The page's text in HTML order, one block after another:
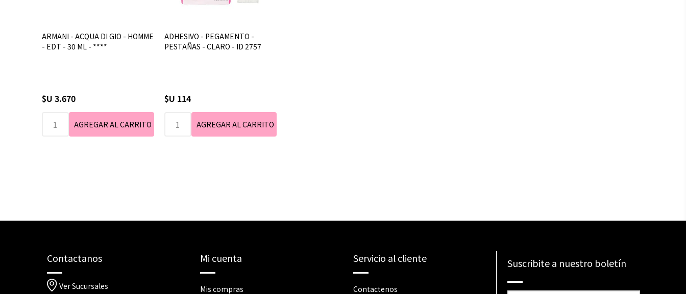
ARMANI - ACQUA DI GIO - HOMME
- EDT - 30 ML - ****
$U 3.670
ADHESIVO - PEGAMENTO -
PESTAÑAS - CLARO - ID 2757
$U 114
Contactanos
Ver Sucursales
Mi cuenta
Mis compras
Servicio al cliente
Contactenos
Suscribite a nuestro boletín